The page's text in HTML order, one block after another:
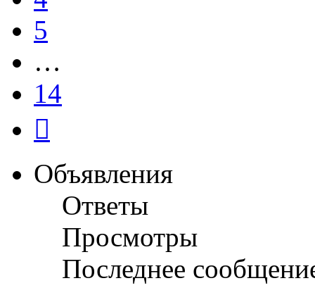
5
…
14
Объявления
Ответы
Просмотры
Последнее